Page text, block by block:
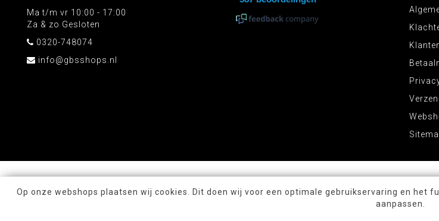
Ma t/m vr 10:00 - 17:00
Za & zo Gesloten
0320-748074
info@gbsshops.nl
Op onze webshops plaatsen wij cookies. Dit doen wij voor een optimale gebruikservaring en het
aanpassen.